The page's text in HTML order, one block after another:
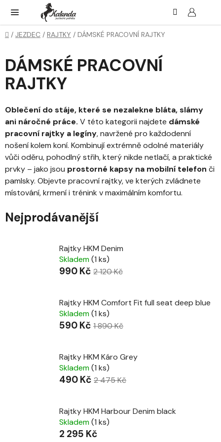
obsah
Domů
/ JEZDEC / RAJTKY / DÁMSKÉ PRACOVNÍ RAJTKY
DÁMSKÉ PRACOVNÍ
RAJTKY
Oblečení do stáje, které se nezalekne bláta, slámy
ani náročné práce. V této kategorii najdete dámské
pracovní rajtky a legíny, navržené pro každodenní
nošení kolem koní. Kombinují extrémně odolné materiály
vůči oděru, pohodlný střih, který nikde netlačí, a praktické
prvky – jako jsou prostorné kapsy na mobilní telefon či
pamlsky. Objevte pracovní rajtky, ve kterých zvládnete
místování, krmení i trénink v maximálním komfortu.
Nejprodávanější
Rajtky HKM Denim
Skladem(1 ks)
990 Kč 2 120 Kč
Rajtky HKM Comfort Fit full seat deep blue
Skladem(1 ks)
590 Kč 1 890 Kč
Rajtky HKM Káro Grey
Skladem(1 ks)
490 Kč 2 475 Kč
Rajtky HKM Harbour Denim black
Skladem(1 ks)
2 295 Kč